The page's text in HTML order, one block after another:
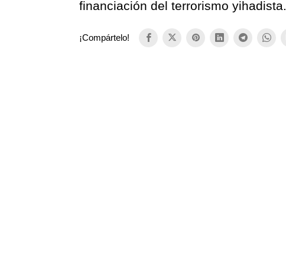
financiación del terrorismo yihadista.
¡Compártelo!